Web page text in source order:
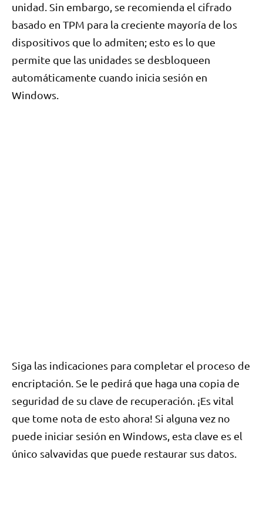
unidad. Sin embargo, se recomienda el cifrado
basado en TPM para la creciente mayoría de los
dispositivos que lo admiten; esto es lo que
permite que las unidades se desbloqueen
automáticamente cuando inicia sesión en
Windows.
Siga las indicaciones para completar el proceso de
encriptación. Se le pedirá que haga una copia de
seguridad de su clave de recuperación. ¡Es vital
que tome nota de esto ahora! Si alguna vez no
puede iniciar sesión en Windows, esta clave es el
único salvavidas que puede restaurar sus datos.